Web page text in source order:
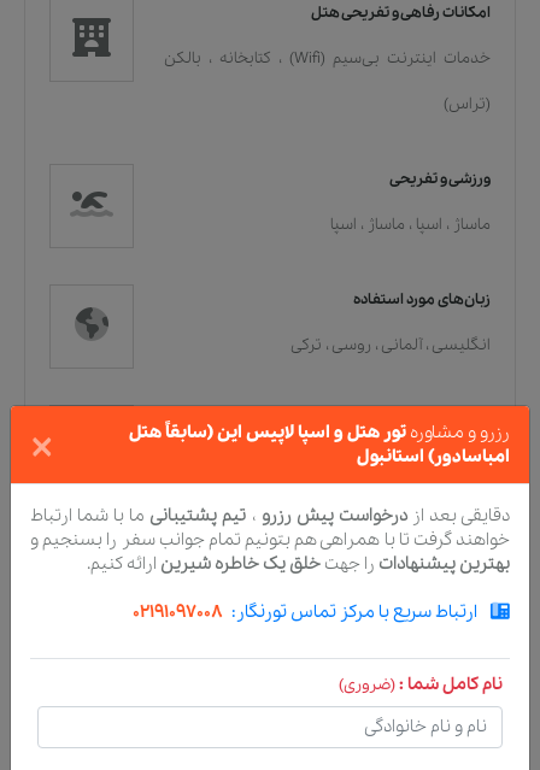
امکانات رفاهی و تفریحی هتل
خدمات اينترنت بی‌سیم (Wifi) ، کتابخانه ، بالکن
(تراس)
ورزشی و تفریحی
ماساژ ، اسپا ، ماساژ ، اسپا
زبان‌های مورد استفاده
انگلیسی ، آلمانی ، روسی ، ترکی
انتقال فرودگاه، Rental car
سرویس تاکسی
اسپا/سونا ،تورها
امکانات موجود در داخل اتاق
رزرو و مشاوره تور هتل و اسپا لاپیس این (سابقاً هتل
امباسادور) استانبول
×
دقایقی بعد ازدرخواست پیش رزرو ، تیم پشتیبانی ما با شما ارتباط
خواهند گرفت تا با همراهی هم بتونیم تمام جوانب سفر را بسنجیم و
بهترین پیشنهادات را جهت خلق یک خاطره شیرین ارائه کنیم.
ارتباط سریع با مرکز تماس تورنگار: 02191097008
نام کامل شما :(ضروری)